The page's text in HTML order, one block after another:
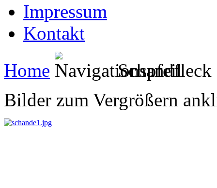
Impressum
Kontakt
Home
Schandfleck
Bilder zum Vergrößern